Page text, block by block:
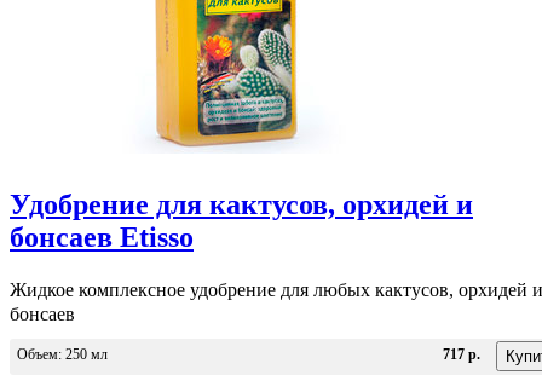
Удобрение для кактусов, орхидей и
бонсаев Etisso
Жидкое комплексное удобрение для любых кактусов, орхидей и
бонсаев
Объем: 250 мл 717 р.